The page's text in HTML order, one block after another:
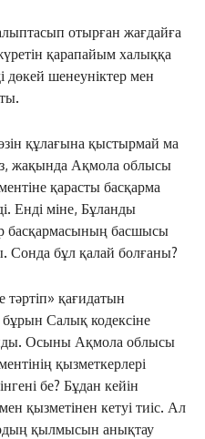
отырған жағдайға
қарапайым халыққа
дөкей шенеуніктер мен
құлағына қыстырмай ма
жақында Ақмола облысы
қарасты басқарма
Енді міне, Бұланды
басқармасының басшысы
Сонда бұл қалай болғаны?
қағидатын
Салық кодексіне
Осыны Ақмола облысы
қызметкерлері
бе? Бұдан кейін
қызметінен кетуі тиіс. Ал
қылмысын анықтау